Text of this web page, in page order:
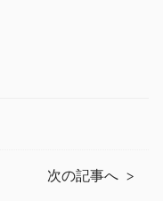
次の記事へ